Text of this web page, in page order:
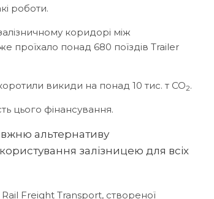
роботи.
коридорі між
проїхало понад 680 поїздів Trailer
викиди на понад 10 тис. т CO2.
цього фінансування.
альтернативу
залізницею для всіх
Freight Transport, створеної